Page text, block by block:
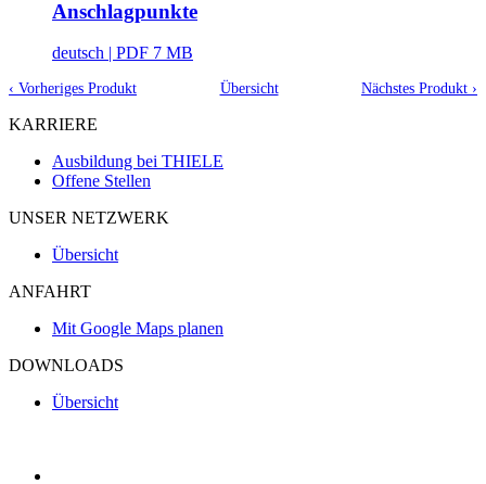
Anschlagpunkte
deutsch | PDF 7 MB
‹ Vorheriges Produkt Übersicht Nächstes Produkt ›
KARRIERE
Ausbildung bei THIELE
Offene Stellen
UNSER NETZWERK
Übersicht
ANFAHRT
Mit Google Maps planen
DOWNLOADS
Übersicht